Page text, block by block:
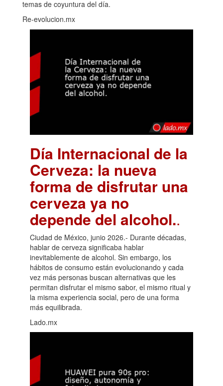
temas de coyuntura del día.
Re-evolucion.mx
Día Internacional de la
Cerveza: la nueva
forma de disfrutar una
cerveza ya no
depende del alcohol..
Ciudad de México, junio 2026.- Durante décadas,
hablar de cerveza significaba hablar
inevitablemente de alcohol. Sin embargo, los
hábitos de consumo están evolucionando y cada
vez más personas buscan alternativas que les
permitan disfrutar el mismo sabor, el mismo ritual y
la misma experiencia social, pero de una forma
más equilibrada.
Lado.mx